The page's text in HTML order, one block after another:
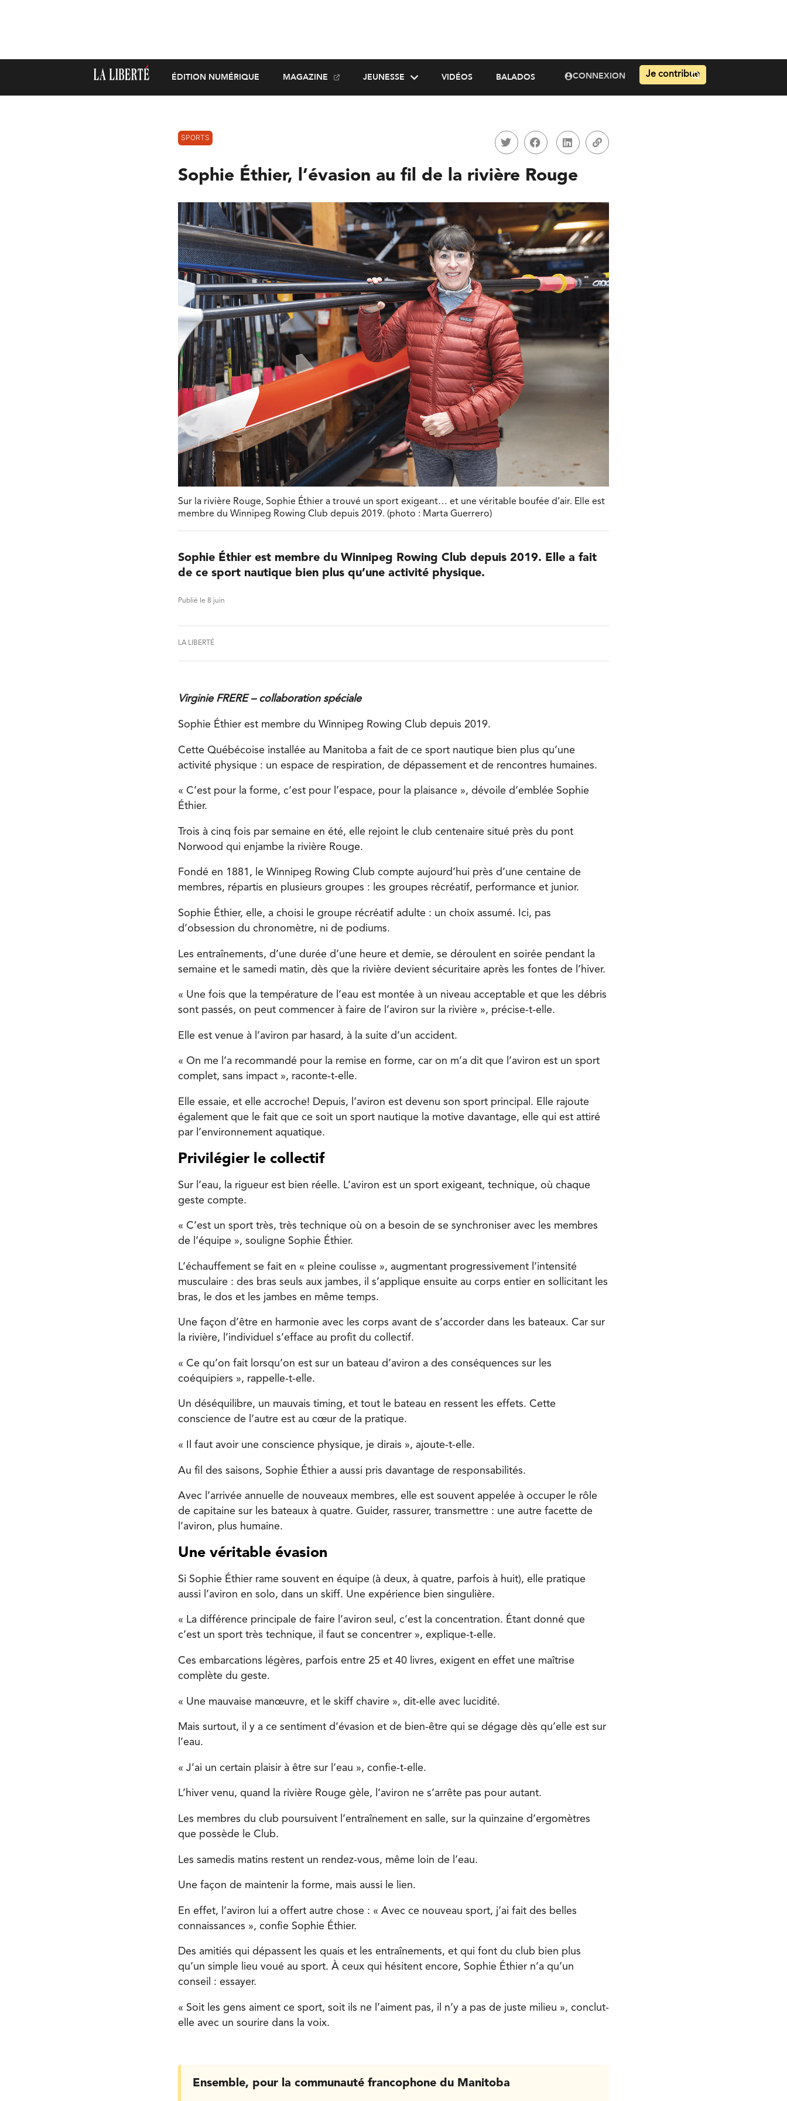
ÉDITION NUMÉRIQUE MAGAZINE JEUNESSE VIDÉOS BALADOS CONNEXION Je contribue
SPORTS
Sophie Éthier, l’évasion au fil de la rivière Rouge
Sur la rivière Rouge, Sophie Éthier a trouvé un sport exigeant… et une véritable boufée d’air. Elle est
membre du Winnipeg Rowing Club depuis 2019. (photo : Marta Guerrero)
Sophie Éthier est membre du Winnipeg Rowing Club depuis 2019. Elle a fait
de ce sport nautique bien plus qu’une activité physique.
Publié le 8 juin
LA LIBERTÉ
Virginie FRERE – collaboration spéciale
Sophie Éthier est membre du Winnipeg Rowing Club depuis 2019.
Cette Québécoise installée au Manitoba a fait de ce sport nautique bien plus qu’une
activité physique : un espace de respiration, de dépassement et de rencontres humaines.
« C’est pour la forme, c’est pour l’espace, pour la plaisance », dévoile d’emblée Sophie
Éthier.
Trois à cinq fois par semaine en été, elle rejoint le club centenaire situé près du pont
Norwood qui enjambe la rivière Rouge.
Fondé en 1881, le Winnipeg Rowing Club compte aujourd’hui près d’une centaine de
membres, répartis en plusieurs groupes : les groupes récréatif, performance et junior.
Sophie Éthier, elle, a choisi le groupe récréatif adulte : un choix assumé. Ici, pas
d’obsession du chronomètre, ni de podiums.
Les entraînements, d’une durée d’une heure et demie, se déroulent en soirée pendant la
semaine et le samedi matin, dès que la rivière devient sécuritaire après les fontes de l’hiver.
« Une fois que la température de l’eau est montée à un niveau acceptable et que les débris
sont passés, on peut commencer à faire de l’aviron sur la rivière », précise-t-elle.
Elle est venue à l’aviron par hasard, à la suite d’un accident.
« On me l’a recommandé pour la remise en forme, car on m’a dit que l’aviron est un sport
complet, sans impact », raconte-t-elle.
Elle essaie, et elle accroche! Depuis, l’aviron est devenu son sport principal. Elle rajoute
également que le fait que ce soit un sport nautique la motive davantage, elle qui est attiré
par l’environnement aquatique.
Privilégier le collectif
Sur l’eau, la rigueur est bien réelle. L’aviron est un sport exigeant, technique, où chaque
geste compte.
« C’est un sport très, très technique où on a besoin de se synchroniser avec les membres
de l’équipe », souligne Sophie Éthier.
L’échauffement se fait en « pleine coulisse », augmentant progressivement l’intensité
musculaire : des bras seuls aux jambes, il s’applique ensuite au corps entier en sollicitant les
bras, le dos et les jambes en même temps.
Une façon d’être en harmonie avec les corps avant de s’accorder dans les bateaux. Car sur
la rivière, l’individuel s’efface au profit du collectif.
« Ce qu’on fait lorsqu’on est sur un bateau d’aviron a des conséquences sur les
coéquipiers », rappelle-t-elle.
Un déséquilibre, un mauvais timing, et tout le bateau en ressent les effets. Cette
conscience de l’autre est au cœur de la pratique.
« Il faut avoir une conscience physique, je dirais », ajoute-t-elle.
Au fil des saisons, Sophie Éthier a aussi pris davantage de responsabilités.
Avec l’arrivée annuelle de nouveaux membres, elle est souvent appelée à occuper le rôle
de capitaine sur les bateaux à quatre. Guider, rassurer, transmettre : une autre facette de
l’aviron, plus humaine.
Une véritable évasion
Si Sophie Éthier rame souvent en équipe (à deux, à quatre, parfois à huit), elle pratique
aussi l’aviron en solo, dans un skiff. Une expérience bien singulière.
« La différence principale de faire l’aviron seul, c’est la concentration. Étant donné que
c’est un sport très technique, il faut se concentrer », explique-t-elle.
Ces embarcations légères, parfois entre 25 et 40 livres, exigent en effet une maîtrise
complète du geste.
« Une mauvaise manœuvre, et le skiff chavire », dit-elle avec lucidité.
Mais surtout, il y a ce sentiment d’évasion et de bien-être qui se dégage dès qu’elle est sur
l’eau.
« J’ai un certain plaisir à être sur l’eau », confie-t-elle.
L’hiver venu, quand la rivière Rouge gèle, l’aviron ne s’arrête pas pour autant.
Les membres du club poursuivent l’entraînement en salle, sur la quinzaine d’ergomètres
que possède le Club.
Les samedis matins restent un rendez-vous, même loin de l’eau.
Une façon de maintenir la forme, mais aussi le lien.
En effet, l’aviron lui a offert autre chose : « Avec ce nouveau sport, j’ai fait des belles
connaissances », confie Sophie Éthier.
Des amitiés qui dépassent les quais et les entraînements, et qui font du club bien plus
qu’un simple lieu voué au sport. À ceux qui hésitent encore, Sophie Éthier n’a qu’un
conseil : essayer.
« Soit les gens aiment ce sport, soit ils ne l’aiment pas, il n’y a pas de juste milieu », conclut-
elle avec un sourire dans la voix.
Ensemble, pour la communauté francophone du Manitoba